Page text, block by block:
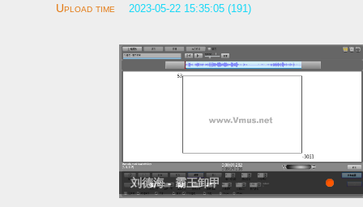
2023-05-22 15:35:05 (191)
刘德海 - 霸王卸甲